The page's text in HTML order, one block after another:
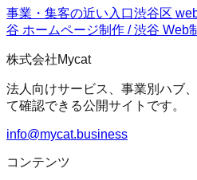
事業・集客の近い入口渋谷区
谷 ホームページ制作 / 渋谷 Web
株式会社Mycat
法人向けサービス、事業別ハブ
て確認できる公開サイトです。
info@mycat.business
コンテンツ